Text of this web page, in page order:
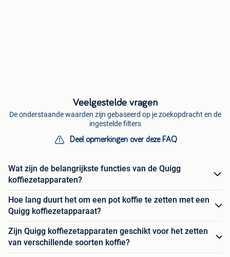
Veelgestelde vragen
De onderstaande waarden zijn gebaseerd op je zoekopdracht en de
ingestelde filters
Deel opmerkingen over deze FAQ
Wat zijn de belangrijkste functies van de Quigg
koffiezetapparaten?
Hoe lang duurt het om een pot koffie te zetten met een
Quigg koffiezetapparaat?
Zijn Quigg koffiezetapparaten geschikt voor het zetten
van verschillende soorten koffie?